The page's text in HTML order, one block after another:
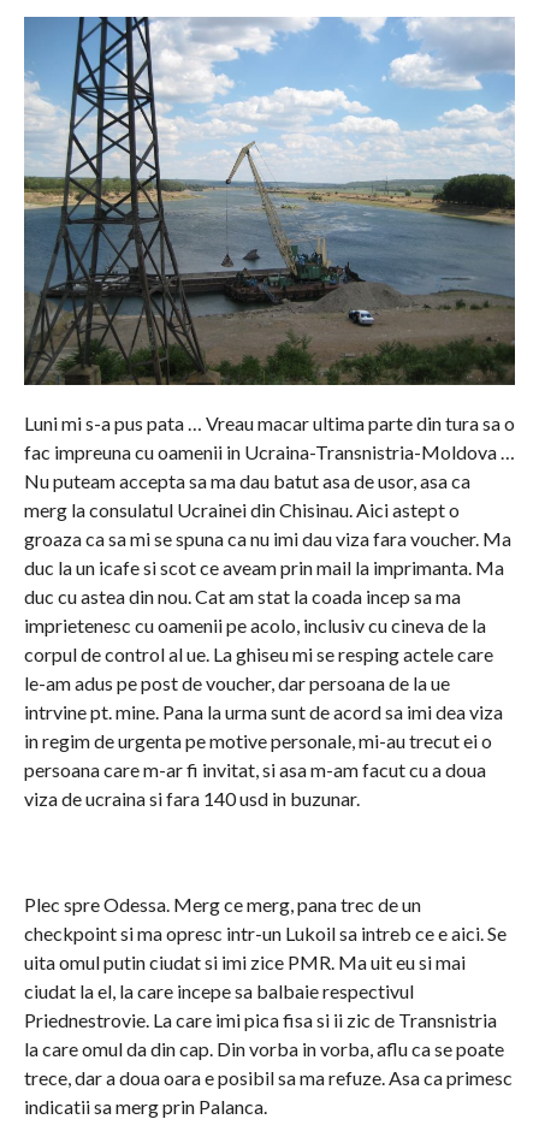
Luni mi s-a pus pata … Vreau macar ultima parte din tura sa o
fac impreuna cu oamenii in Ucraina-Transnistria-Moldova …
Nu puteam accepta sa ma dau batut asa de usor, asa ca
merg la consulatul Ucrainei din Chisinau. Aici astept o
groaza ca sa mi se spuna ca nu imi dau viza fara voucher. Ma
duc la un icafe si scot ce aveam prin mail la imprimanta. Ma
duc cu astea din nou. Cat am stat la coada incep sa ma
imprietenesc cu oamenii pe acolo, inclusiv cu cineva de la
corpul de control al ue. La ghiseu mi se resping actele care
le-am adus pe post de voucher, dar persoana de la ue
intrvine pt. mine. Pana la urma sunt de acord sa imi dea viza
in regim de urgenta pe motive personale, mi-au trecut ei o
persoana care m-ar fi invitat, si asa m-am facut cu a doua
viza de ucraina si fara 140 usd in buzunar.
Plec spre Odessa. Merg ce merg, pana trec de un
checkpoint si ma opresc intr-un Lukoil sa intreb ce e aici. Se
uita omul putin ciudat si imi zice PMR. Ma uit eu si mai
ciudat la el, la care incepe sa balbaie respectivul
Priednestrovie. La care imi pica fisa si ii zic de Transnistria
la care omul da din cap. Din vorba in vorba, aflu ca se poate
trece, dar a doua oara e posibil sa ma refuze. Asa ca primesc
indicatii sa merg prin Palanca.